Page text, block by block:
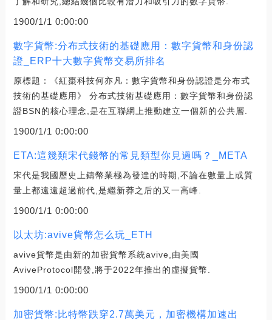
1900/1/1 0:00:00
數字貨幣:分布式技術的基礎應用：數字貨幣和身份認
證_ERP十大數字貨幣交易所排名
原標題：《紅棗科技何亦凡：數字貨幣和身份認證是分布式
技術的基礎應用》 分布式技術基礎應用：數字貨幣和身份認
證BSN的核心理念,是在互聯網上推動建立一個新的公共層.
1900/1/1 0:00:00
ETA:這幾類宋代錢幣的常見類型你見過嗎？_META
宋代是我國歷史上鑄幣業極為發達的時期,不論在數量上或質
量上都遠遠超過前代,是繼新莽之后的又一高峰.
1900/1/1 0:00:00
以太坊:avive貨幣怎么玩_ETH
avive貨幣是由新的加密貨幣系統avive,由美國
AviveProtocol開發,將于2022年推出的虛擬貨幣.
1900/1/1 0:00:00
加密貨幣:比特幣跌穿2.7萬美元，加密機構加速出